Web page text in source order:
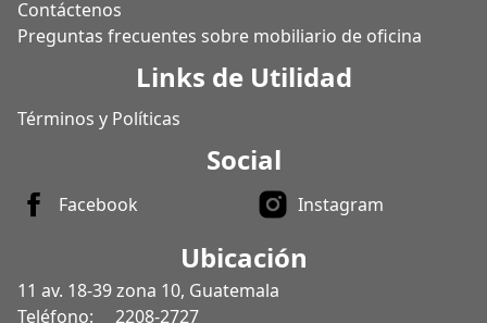
Contáctenos
Preguntas frecuentes sobre mobiliario de oficina
Links de Utilidad
Términos y Políticas
Social
Facebook Instagram
Ubicación
11 av. 18-39 zona 10, Guatemala
Teléfono:
2208-2727